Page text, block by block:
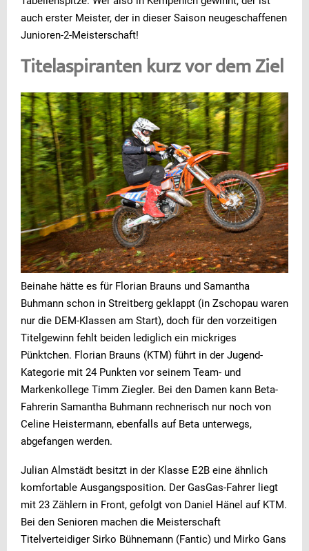
auch erster Meister, der in dieser Saison neugeschaffenen
Junioren-2-Meisterschaft!
Titelaspiranten kurz vor dem Ziel
Beinahe hätte es für Florian Brauns und Samantha
Buhmann schon in Streitberg geklappt (in Zschopau waren
nur die DEM-Klassen am Start), doch für den vorzeitigen
Titelgewinn fehlt beiden lediglich ein mickriges
Pünktchen. Florian Brauns (KTM) führt in der Jugend-
Kategorie mit 24 Punkten vor seinem Team- und
Markenkollege Timm Ziegler. Bei den Damen kann Beta-
Fahrerin Samantha Buhmann rechnerisch nur noch von
Celine Heistermann, ebenfalls auf Beta unterwegs,
abgefangen werden.
Julian Almstädt besitzt in der Klasse E2B eine ähnlich
komfortable Ausgangsposition. Der GasGas-Fahrer liegt
mit 23 Zählern in Front, gefolgt von Daniel Hänel auf KTM.
Bei den Senioren machen die Meisterschaft
Titelverteidiger Sirko Bühnemann (Fantic) und Mirko Gans